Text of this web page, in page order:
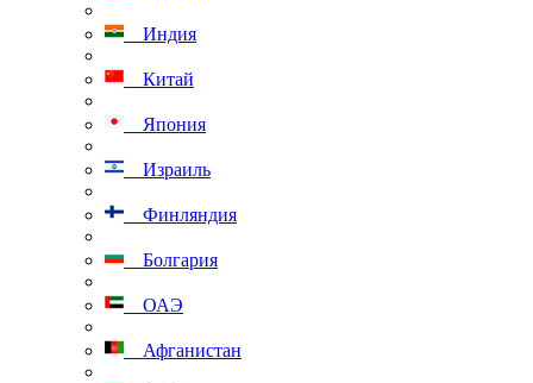
Индия
Китай
Япония
Израиль
Финляндия
Болгария
ОАЭ
Афганистан